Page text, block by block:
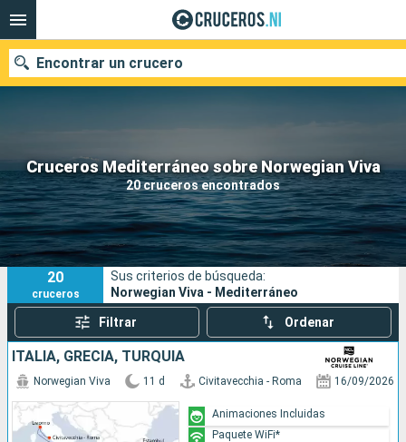
Cruceros Mediterráneo sobre Norwegian Viva
20 cruceros encontrados
Encontrar un crucero
Nuestros destinos
Fecha de salida
Puertos Compañías
Buscar
20
cruceros
Sus criterios de búsqueda:
Norwegian Viva - Mediterráneo
Filtrar Ordenar
ITALIA, GRECIA, TURQUÍA
Norwegian Viva 11 d Civitavecchia - Roma 16/09/2026
Animaciones Incluidas
Paquete WiFi*